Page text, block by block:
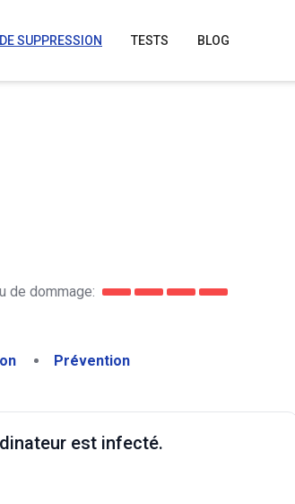
SUPPRESSION TESTS BLOG
de dommage:
Prévention
est infecté.